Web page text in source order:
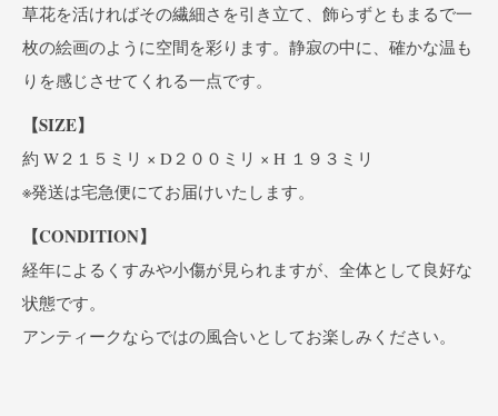
草花を活ければその繊細さを引き立て、飾らずともまるで一
枚の絵画のように空間を彩ります。静寂の中に、確かな温も
りを感じさせてくれる一点です。
【SIZE】
約 W２１５ミリ × D２００ミリ × H １９３ミリ
※発送は宅急便にてお届けいたします。
【CONDITION】
経年によるくすみや小傷が見られますが、全体として良好な
状態です。
アンティークならではの風合いとしてお楽しみください。